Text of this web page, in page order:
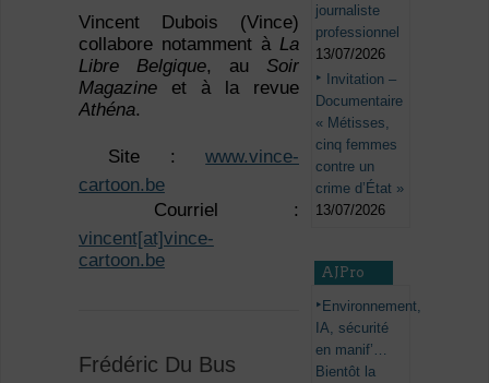
Vincent Dubois (Vince)
collabore notamment àLa
Libre Belgique, au Soir
Magazineet à la revue
Athéna.
 Site :www.vince-
cartoon.be
 Courriel :
vincent[at]vince-
cartoon.be
Frédéric Du Bus
journaliste
professionnel
13/07/2026
Invitation –
Documentaire
« Métisses,
cinq femmes
contre un
crime d’État »
13/07/2026
AJPro
Environnement,
IA, sécurité
en manif’…
Bientôt la